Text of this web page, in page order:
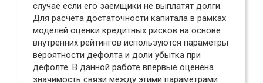
случае если его заемщики не выплатят долги.
Для расчета достаточности капитала в рамках
моделей оценки кредитных рисков на основе
внутренних рейтингов используются параметры
вероятности дефолта и доли убытка при
дефолте. В данной работе впервые оценена
значимость связи между этими параметрами